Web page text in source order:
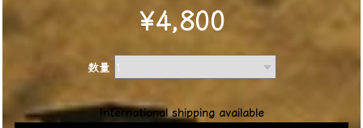
¥4,800
数量
International shipping available